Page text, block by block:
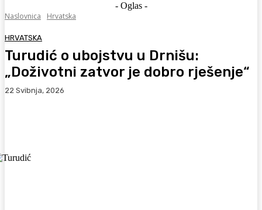
- Oglas -
Naslovnica
Hrvatska
HRVATSKA
Turudić o ubojstvu u Drnišu:
„Doživotni zatvor je dobro rješenje“
22 Svibnja, 2026